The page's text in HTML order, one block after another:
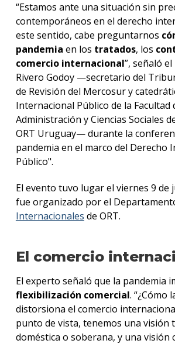
“Estamos ante una situación sin
contemporáneos en el derecho
este sentido, cabe preguntarnos
pandemia en los tratados, los
comercio internacional”, señaló
Rivero Godoy —secretario del
de Revisión del Mercosur y
Internacional Público de la Facultad
Administración y Ciencias Sociales
ORT Uruguay— durante la
pandemia en el marco del Derecho
Público".
El evento tuvo lugar el viernes 9 de
fue organizado por el
Internacionales de ORT.
El comercio
El experto señaló que la pandemia
flexibilización comercial. “¿Cómo
distorsiona el comercio
punto de vista, tenemos una visión
doméstica o soberana, y una visión